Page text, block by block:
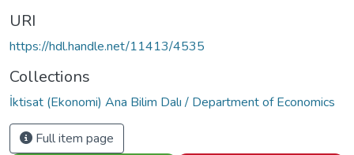
URI
https://hdl.handle.net/11413/4535
Collections
İktisat (Ekonomi) Ana Bilim Dalı / Department of Economics
Full item page